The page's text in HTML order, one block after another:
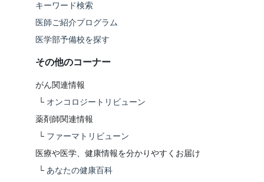
キーワード検索
医師ご紹介プログラム
医学部予備校を探す
その他のコーナー
がん関連情報
└ オンコロジートリビューン
薬剤師関連情報
└ ファーマトリビューン
医療や医学、健康情報を分かりやすくお届け
└ あなたの健康百科